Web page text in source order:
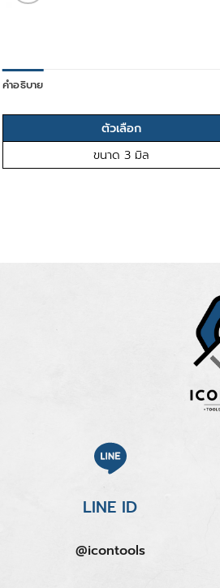
คำอธิบาย
ตัวเลือก
ขนาด 3 มิล
LINE ID
@icontools